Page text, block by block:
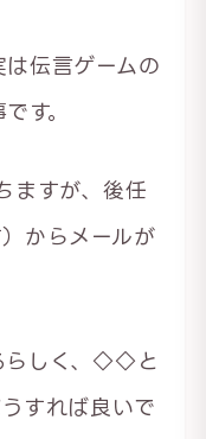
伝言ゲームの
す。
ますが、後任
からメールが
らしく、◇◇と
すれば良いで